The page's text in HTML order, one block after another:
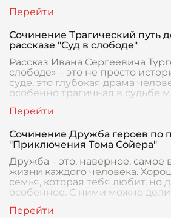
Сочинение Трагический путь
рассказе "Суд в слободе"
Рассказ Ивана Сергеевича
слободе» – это не просто
суде, это глубокая драма
особенно трагичная в судьбе
Сочинение Дружба героев по
"Приключения Тома Сойера"
Дружба – это, наверное, самое
жизни каждого человека.
семья, которая тебя любит, но
особенное. С ними можно